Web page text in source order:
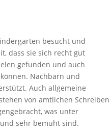
besucht und
dass sie sich recht gut
gefunden und auch
Nachbarn und
Auch allgemeine
von amtlichen Schreiben
was unter
sehr bemüht sind.